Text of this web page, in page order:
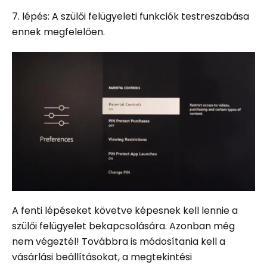
7. lépés: A szülői felügyeleti funkciók testreszabása
ennek megfelelően.
A fenti lépéseket követve képesnek kell lennie a
szülői felügyelet bekapcsolására. Azonban még
nem végeztél! Továbbra is módosítania kell a
vásárlási beállításokat, a megtekintési